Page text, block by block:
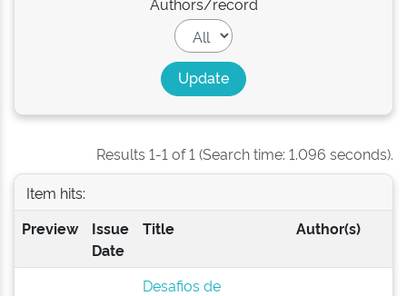
Results 1-1 of 1 (Search time: 1.096 seconds).
Item hits:
Preview
Issue
Date
Title Author(s)
Desafios de